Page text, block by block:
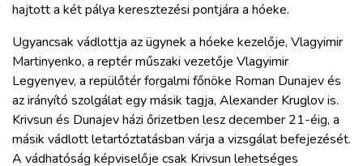
hajtott a két pálya keresztezési pontjára a hóeke.
Ugyancsak vádlottja az ügynek a hóeke kezelője, Vlagyimir
Martinyenko, a reptér műszaki vezetője Vlagyimir
Legyenyev, a repülőtér forgalmi főnöke Roman Dunajev és
az irányító szolgálat egy másik tagja, Alexander Kruglov is.
Krivsun és Dunajev házi őrizetben lesz december 21-éig, a
másik vádlott letartóztatásban várja a vizsgálat befejezését.
A vádhatóság képviselője csak Krivsun lehetséges